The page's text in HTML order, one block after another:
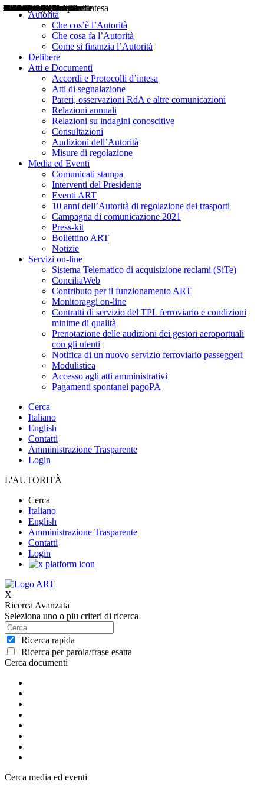
Autorità
Che cos’è l’Autorità
Che cosa fa l’Autorità
Come si finanzia l’Autorità
Delibere
Atti e Documenti
Accordi e Protocolli d’intesa
Atti di segnalazione
Pareri, osservazioni RdA e altre comunicazioni
Relazioni annuali
Relazioni su indagini conoscitive
Consultazioni
Audizioni dell’Autorità
Misure di regolazione
Media ed Eventi
Comunicati stampa
Interventi del Presidente
Eventi ART
10 anni dell’Autorità di regolazione dei trasporti
Campagna di comunicazione 2021
Press-kit
Bollettino ART
Notizie
Servizi on-line
Sistema Telematico di acquisizione reclami (SiTe)
ConciliaWeb
Contributo per il funzionamento ART
Monitoraggi on-line
Contratti di servizio del TPL ferroviario e condizioni
minime di qualità
Prenotazione delle audizioni dei gestori aeroportuali
con gli utenti
Notifica di un nuovo servizio ferroviario passeggeri
Modulistica
Accesso agli atti amministrativi
Pagamenti spontanei pagoPA
Cerca
Italiano
English
Contatti
Amministrazione Trasparente
Login
L'AUTORITÀ
Cerca
Italiano
English
Amministrazione Trasparente
Contatti
Login
X
Ricerca Avanzata
Seleziona uno o piu criteri di ricerca
Ricerca rapida
Ricerca per parola/frase esatta
Cerca documenti
Delibere
Pareri
Consultazioni
Audizioni
Atti di Segnalazione
Accordi e Protocolli d'Intesa
Relazioni annuali
Misure di regolazione
Cerca media ed eventi
Notizie
Comunicati Stampa
Bollettini ART
Convegni ART
Interviste del Presidente
Articoli in primo piano
Interventi del Presidente
2004
2005
2010
2013
2014
2015
2016
2017
2018
2019
202
2020
2021
2022
2023
2024
2025
2026
Aereo
Marittimo
Terrestre